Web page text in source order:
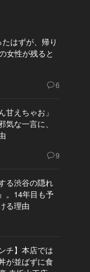
はずが、帰り
女性が残ると
6
甘えちゃお」
な一言に、
9
る渋谷の隠れ
。14年目も予
る理由
チ】本店では
が並ばずに食